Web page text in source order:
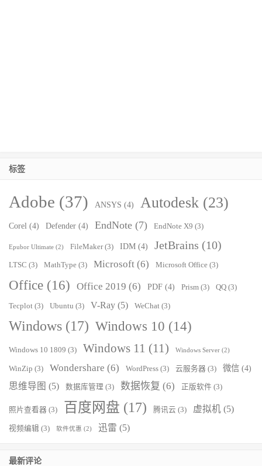
标签
Adobe (37) ANSYS (4) Autodesk (23)
Corel (4) Defender (4) EndNote (7) EndNote X9 (3)
Epubor Ultimate (2) FileMaker(3) IDM (4) JetBrains (10)
LTSC (3) MathType (3) Microsoft (6) Microsoft Office (3)
Office (16) Office 2019 (6) PDF (4) Prism (3) QQ (3)
Tecplot (3) Ubuntu (3) V-Ray (5) WeChat (3)
Windows (17) Windows 10 (14)
Windows 10 1809 (3) Windows 11 (11) Windows Server (2)
WinZip (3) Wondershare (6) WordPress (3) 云服务器 (3) 微信 (4)
思维导图 (5) 数据库管理 (3) 数据恢复 (6) 正版软件 (3)
照片查看器 (3) 百度网盘 (17) 腾讯云 (3) 虚拟机 (5)
视频编辑 (3) 软件优惠 (2) 迅雷 (5)
最新评论